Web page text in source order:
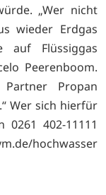
„Wer nicht
wieder Erdgas
auf Flüssiggas
Peerenboom.
Propan
Wer sich hierfür
402-11111
hochwasser